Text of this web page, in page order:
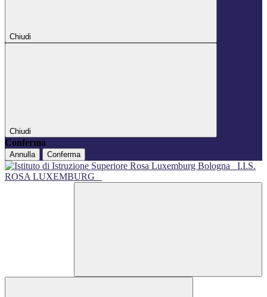
Chiudi
Chiudi
Conferma
Annulla Conferma
I.I.S.
ROSA LUXEMBURG